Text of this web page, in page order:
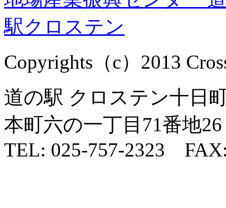
Copyrights（c）2013
道の駅 クロステン十日
本町六の一丁目71番地26
TEL: 025-757-2323